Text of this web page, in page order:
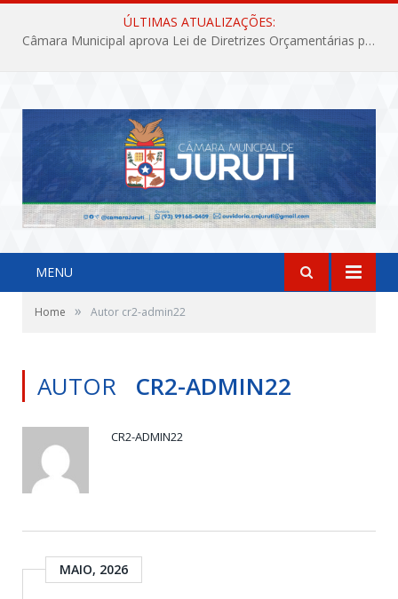
ÚLTIMAS ATUALIZAÇÕES:
Câmara Municipal aprova Lei de Diretrizes Orçamentárias para o exercício financeiro de 2027
MENU
Home » Autor cr2-admin22
AUTOR CR2-ADMIN22
CR2-ADMIN22
MAIO, 2026